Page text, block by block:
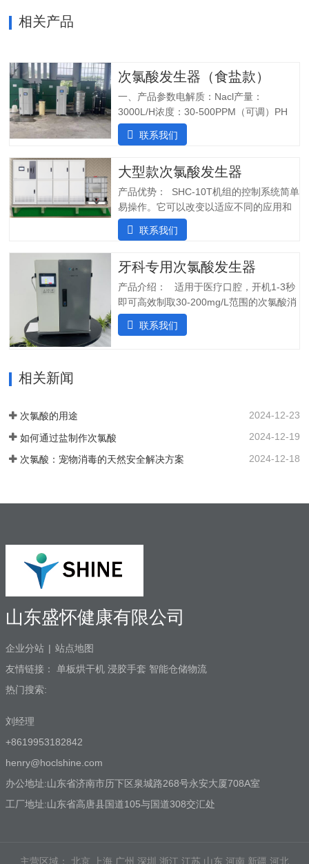
相关产品
次氯酸发生器（食盐款）
一、产品参数电解质：Nacl产量：
3000L/H浓度：30-500PPM（可调）PH
值：5.0-6.5纯水系统酸水最大功率：
7200W纯水最大功率：1800W输入电压：
装完毕二、产品特点：1.自主研发：可满
足客户个性化定制需求；2.高度集成系
统：前置水预处理系统搭配RO反渗透系
统，一体化集成;3.PLC控制:在线显示浓
度、ph值、氧化还原电位ORP等指标;4.安
操作简单:操作界面简单清晰，无需培训；
守，远程操作，实时显示；三、产品使用
场景：…
联系我们
大型款次氯酸发生器
产品优势： SHC-10T机组的控制系统简单
易操作。它可以改变以适应不同的应用和
条件。液压部分安装了一个流量控制器，
用于在供水中断时关闭SHINE装置，并在
确保在任何给定时间提供所需的剂量。外
壳由非腐蚀性材料制成。管子和连接器采
用进口氟胶管，对腐蚀性溶液具有很强的
抵抗力。所有输入和输出连接器都位于外
壳的侧面，以便方便地放置设备。带有电
联系我们
牙科专用次氯酸发生器
产品介绍： 适用于医疗口腔，开机1-3秒
即可高效制取30-200mg/L范围的次氯酸消
毒水；使用口腔水路消毒一体机生成的微
酸性电解次氯酸水，作为口腔治疗台的牙
消毒问题。各地市的使用标准：解决方案
以及使用场景：1. 一机多用，解决牙椅水
联系我们
相关新闻
次氯酸的用途 2024-12-23
如何通过盐制作次氯酸 2024-12-19
次氯酸：宠物消毒的天然安全解决方案 2024-12-18
山东盛怀健康有限公司
企业分站 | 站点地图
友情链接： 单板烘干机 浸胶手套 智能仓储物流
热门搜索:
刘经理
+8619953182842
henry@hoclshine.com
办公地址:山东省济南市历下区泉城路268号永安大厦708A室
工厂地址:山东省高唐县国道105与国道308交汇处
主营区域： 北京 上海 广州 深圳 浙江 江苏 山东 河南 新疆 河北